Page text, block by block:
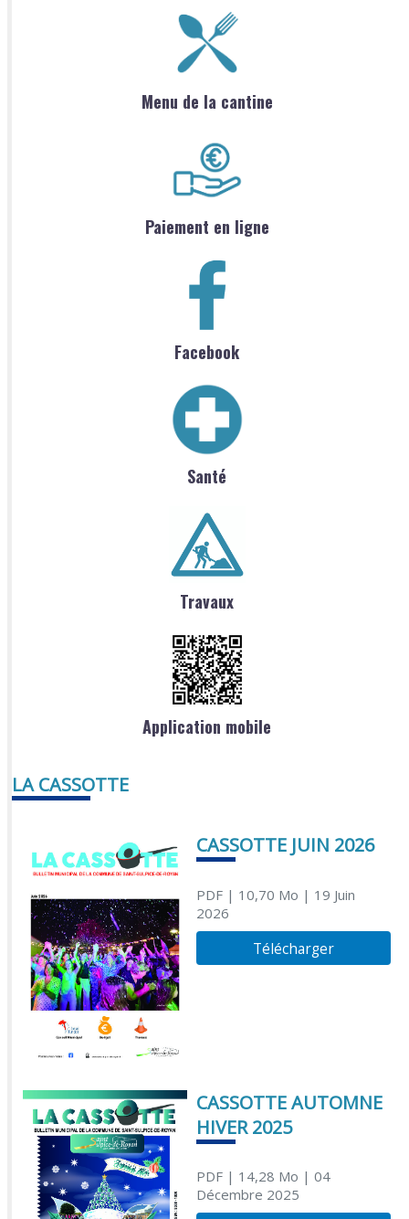
Menu de la cantine
Paiement en ligne
Facebook
Santé
Travaux
Application mobile
LA CASSOTTE
CASSOTTE JUIN 2026
PDF| 10,70 Mo | 19 Juin
2026
Télécharger
CASSOTTE AUTOMNE
HIVER 2025
PDF| 14,28 Mo | 04
Décembre 2025